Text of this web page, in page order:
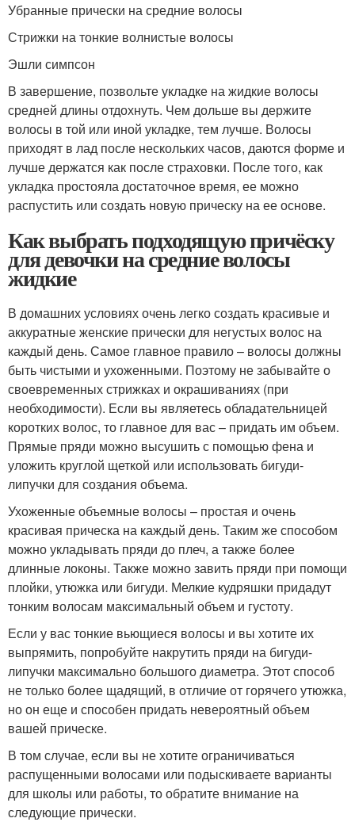
Убранные прически на средние волосы
Стрижки на тонкие волнистые волосы
Эшли симпсон
В завершение, позвольте укладке на жидкие волосы
средней длины отдохнуть. Чем дольше вы держите
волосы в той или иной укладке, тем лучше. Волосы
приходят в лад после нескольких часов, даются форме и
лучше держатся как после страховки. После того, как
укладка простояла достаточное время, ее можно
распустить или создать новую прическу на ее основе.
Как выбрать подходящую причёску
для девочки на средние волосы
жидкие
В домашних условиях очень легко создать красивые и
аккуратные женские прически для негустых волос на
каждый день. Самое главное правило – волосы должны
быть чистыми и ухоженными. Поэтому не забывайте о
своевременных стрижках и окрашиваниях (при
необходимости). Если вы являетесь обладательницей
коротких волос, то главное для вас – придать им объем.
Прямые пряди можно высушить с помощью фена и
уложить круглой щеткой или использовать бигуди-
липучки для создания объема.
Ухоженные объемные волосы – простая и очень
красивая прическа на каждый день. Таким же способом
можно укладывать пряди до плеч, а также более
длинные локоны. Также можно завить пряди при помощи
плойки, утюжка или бигуди. Мелкие кудряшки придадут
тонким волосам максимальный объем и густоту.
Если у вас тонкие вьющиеся волосы и вы хотите их
выпрямить, попробуйте накрутить пряди на бигуди-
липучки максимально большого диаметра. Этот способ
не только более щадящий, в отличие от горячего утюжка,
но он еще и способен придать невероятный объем
вашей прическе.
В том случае, если вы не хотите ограничиваться
распущенными волосами или подыскиваете варианты
для школы или работы, то обратите внимание на
следующие прически.